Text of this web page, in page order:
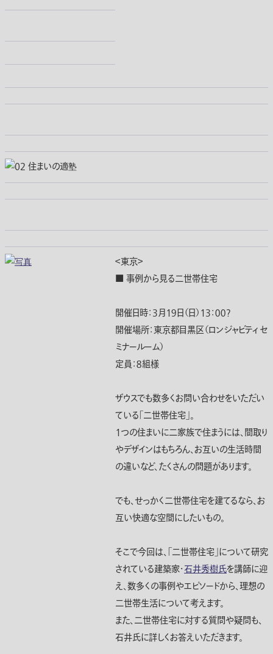
＜東京＞
■ 事例から見る二世帯住宅
開催日時：３月１９日（日）１３：００?
開催場所：東京都目黒区（ロンジャビティ セ
ミナールーム）
定員：８組様
ザウスでも数多くお問い合わせをいただい
ている「二世帯住宅」。
１つの住まいに二家族で住まうには、間取り
やデザインはもちろん、お互いの生活時間
の違いなど、たくさんの問題があります。
でも、せっかく二世帯住宅を建てるなら、お
互い快適な空間にしたいもの。
そこで今回は、「二世帯住宅」について研究
されている建築家・石井秀樹氏を講師に迎
え、数多くの事例やエピソードから、理想の
二世帯生活について考えます。
また、二世帯住宅に対する質問や疑問も、
石井氏に詳しくお答えいただきます。